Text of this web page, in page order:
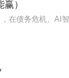
）
，在债务危机、